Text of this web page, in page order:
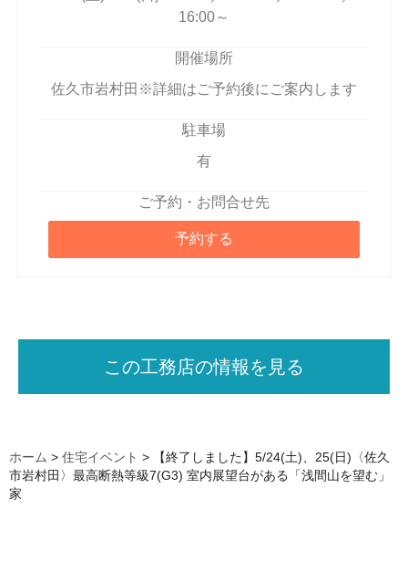
16:00～
開催場所
佐久市岩村田※詳細はご予約後にご案内します
駐車場
有
ご予約・お問合せ先
予約する
この工務店の情報を見る
ホーム > 住宅イベント >
【終了しました】5/24(土)、25(日)〈佐久
市岩村田〉最高断熱等級7(G3) 室内展望台がある「浅間山を望む」
家